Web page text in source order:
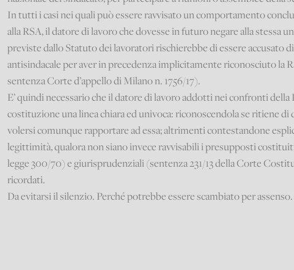
In tutti i casi nei quali può essere ravvisato un comportamento
alla RSA, il datore di lavoro che dovesse in futuro negare alla stessa
previste dallo Statuto dei lavoratori rischierebbe di essere accusato
antisindacale per aver in precedenza implicitamente riconosciuto la
sentenza Corte d’appello di Milano n. 1756/17).
E’ quindi necessario che il datore di lavoro addotti nei confronti della
costituzione una linea chiara ed univoca: riconoscendola se ritiene di
volersi comunque rapportare ad essa; altrimenti contestandone
legittimità, qualora non siano invece ravvisabili i presupposti
legge 300/70) e giurisprudenziali (sentenza 231/13 della Corte
ricordati.
Da evitarsi il silenzio. Perché potrebbe essere scambiato per